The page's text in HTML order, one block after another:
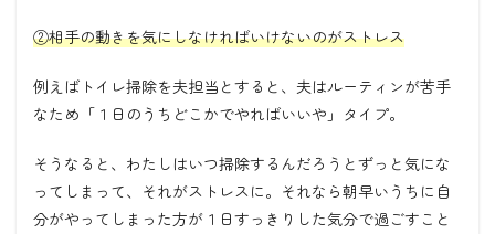
②相手の動きを気にしなければいけないのがストレス
例えばトイレ掃除を夫担当とすると、夫はルーティンが苦手
なため「１日のうちどこかでやればいいや」タイプ。
そうなると、わたしはいつ掃除するんだろうとずっと気にな
ってしまって、それがストレスに。それなら朝早いうちに自
分がやってしまった方が１日すっきりした気分で過ごすこと